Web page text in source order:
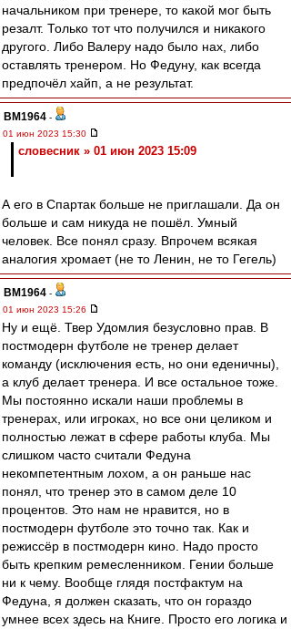
начальником при тренере, то какой мог быть
резалт. Только тот что получился и никакого
другого. Либо Валеру надо было нах, либо
оставлять тренером. Но Федуну, как всегда
предпочёл хайп, а не результат.
BM1964 -
01 июн 2023 15:30
словесник » 01 июн 2023 15:09
А его в Спартак больше не приглашали. Да он
больше и сам никуда не пошёл. Умный
человек. Все понял сразу. Впрочем всякая
аналогия хромает (не то Ленин, не то Гегель)
BM1964 -
01 июн 2023 15:26
Ну и ещё. Твер Удомлия безусловно прав. В
постмодерн футболе не тренер делает
команду (исключения есть, но они еденичны),
а клуб делает тренера. И все остальное тоже.
Мы постоянно искали наши проблемы в
тренерах, или игроках, но все они целиком и
полностью лежат в сфере работы клуба. Мы
слишком часто считали Федуна
некомпетентным лохом, а он раньше нас
понял, что тренер это в самом деле 10
процентов. Это нам не нравится, но в
постмодерн футболе это точно так. Как и
режиссёр в постмодерн кино. Надо просто
быть крепким ремесленником. Гении больше
ни к чему. Вообще глядя постфактум на
Федуна, я должен сказать, что он гораздо
умнее всех здесь на Книге. Просто его логика и